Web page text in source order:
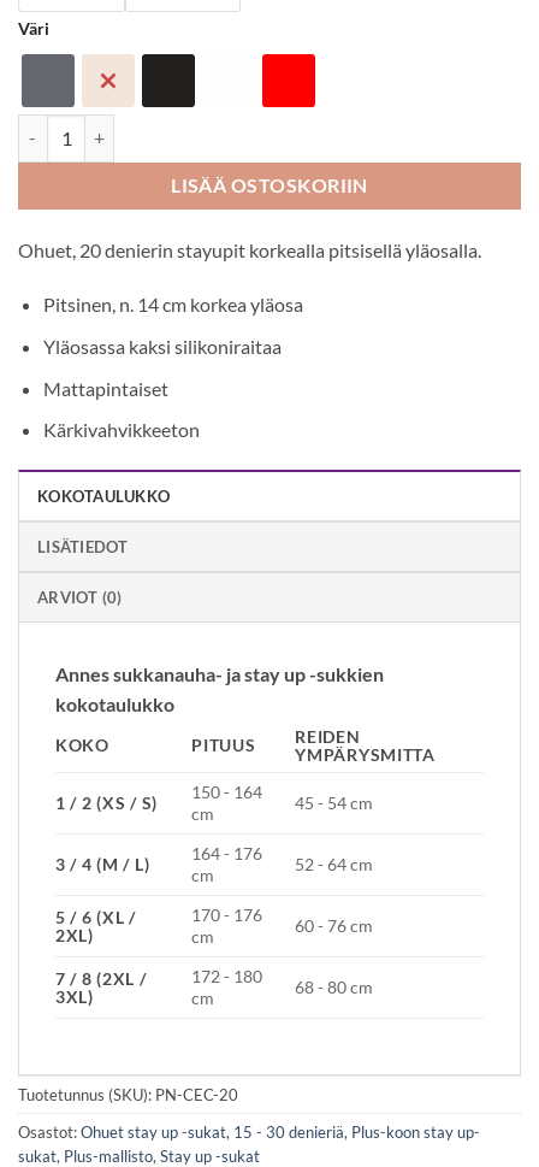
Väri
LISÄÄ OSTOSKORIIN
Ohuet, 20 denierin stayupit korkealla pitsisellä yläosalla.
Pitsinen, n. 14 cm korkea yläosa
Yläosassa kaksi silikoniraitaa
Mattapintaiset
Kärkivahvikkeeton
KOKOTAULUKKO
LISÄTIEDOT
ARVIOT (0)
Annes sukkanauha- ja stay up -sukkien
kokotaulukko
KOKO PITUUS
REIDEN
YMPÄRYSMITTA
1 / 2 (XS / S)
150 - 164
cm
45 - 54 cm
3 / 4 (M / L)
164 - 176
cm
52 - 64 cm
5 / 6 (XL /
2XL)
170 - 176
cm
60 - 76 cm
7 / 8 (2XL /
3XL)
172 - 180
cm
68 - 80 cm
Tuotetunnus (SKU): PN-CEC-20
Osastot:Ohuet stay up -sukat, 15 - 30 denieriä, Plus-koon stay up-
sukat, Plus-mallisto, Stay up -sukat